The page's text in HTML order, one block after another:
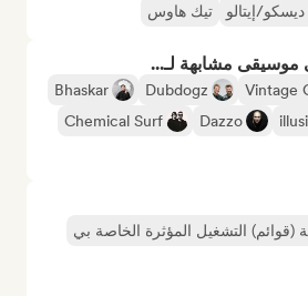
ديسكو/إيتالو تيك هاوس
مشابهة لـ...
Vintage
Dubdogz
Bhaskar
Dazzo
Chemical Surf
(قوائم) التشغيل المؤثرة الخاصة بي